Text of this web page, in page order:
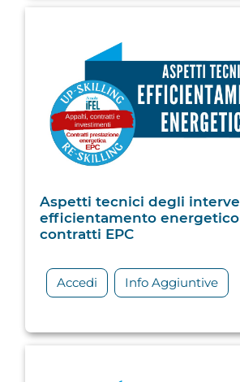
Aspetti tecnici degli
efficientamento
contratti EPC
Accedi Info Aggiuntive